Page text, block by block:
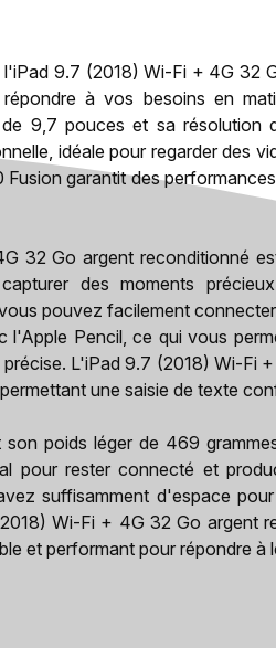
9.7 (2018) Wi-Fi + 4G 32
à vos besoins en
9,7 pouces et sa
idéale pour regarder des
Fusion garantit des
32 Go argent reconditionné
des moments
pouvez facilement
l'Apple Pencil, ce qui vous
L'iPad 9.7 (2018) Wi-Fi
une saisie de texte
son poids léger de 469
pour rester connecté et
suffisamment d'espace
Wi-Fi + 4G 32 Go argent
et performant pour répondre à